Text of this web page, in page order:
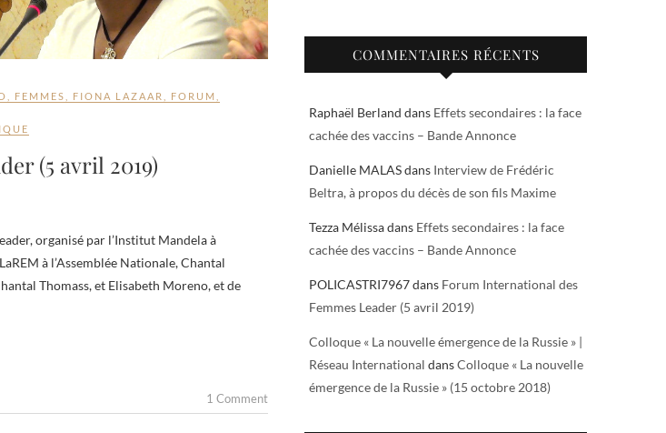
FEMMES FIONA LAZAAR FORUM
(5 avril 2019)
à l’Assemblée Nationale, Chantal
Thomass, et Elisabeth Moreno, et de
1 Comment
COMMENTAIRES RÉCENTS
Raphaël Berland dans Effets secondaires : la face
cachée des vaccins – Bande Annonce
Danielle MALASdans Interview de Frédéric
Beltra, à propos du décès de son fils Maxime
Tezza Mélissadans Effets secondaires : la face
cachée des vaccins – Bande Annonce
POLICASTRI7967dans Forum International des
Femmes Leader (5 avril 2019)
Colloque « La nouvelle émergence de la Russie » |
Réseau International dansColloque « La nouvelle
émergence de la Russie » (15 octobre 2018)